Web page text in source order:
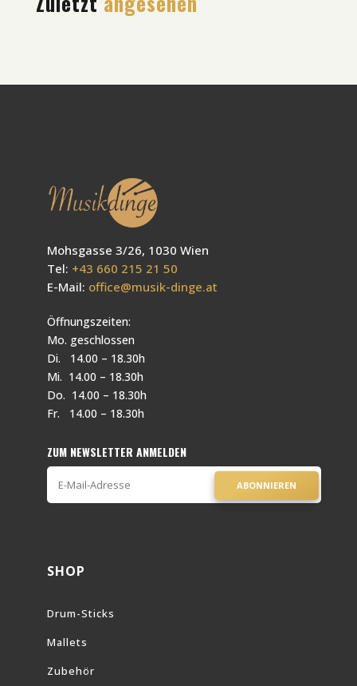
Mohsgasse 3/26, 1030 Wien
Tel: +43 660 215 21 50
E-Mail: office@musik-dinge.at
Öffnungszeiten:
Mo. geschlossen
Di. 14.00 – 18.30h
Mi. 14.00 – 18.30h
Do. 14.00 – 18.30h
Fr. 14.00 – 18.30h
ZUM NEWSLETTER ANMELDEN
ABONNIEREN
SHOP
Drum-Sticks
Mallets
Zubehör